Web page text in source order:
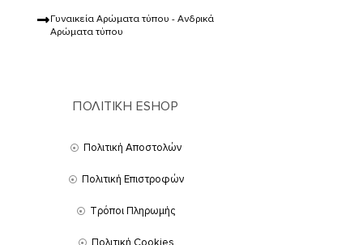
Γυναικεία Αρώματα τύπου - Ανδρικά
Αρώματα τύπου
ΠΟΛΙΤΙΚΗ ESHOP
Πολιτική Αποστολών
Πολιτική Επιστροφών
Τρόποι Πληρωμής
Πολιτική Cookies